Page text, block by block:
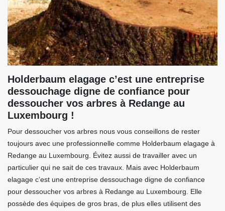
Holderbaum elagage c’est une entreprise
dessouchage digne de confiance pour
dessoucher vos arbres à Redange au
Luxembourg !
Pour dessoucher vos arbres nous vous conseillons de rester
toujours avec une professionnelle comme Holderbaum elagage à
Redange au Luxembourg. Évitez aussi de travailler avec un
particulier qui ne sait de ces travaux. Mais avec Holderbaum
elagage c’est une entreprise dessouchage digne de confiance
pour dessoucher vos arbres à Redange au Luxembourg. Elle
possède des équipes de gros bras, de plus elles utilisent des